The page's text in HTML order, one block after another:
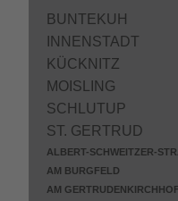
BUNTEKUH
INNENSTADT
KÜCKNITZ
MOISLING
SCHLUTUP
ST. GERTRUD
ALBERT-SCHWEITZER-
AM BURGFELD
AM GERTRUDENKIRCHHOF